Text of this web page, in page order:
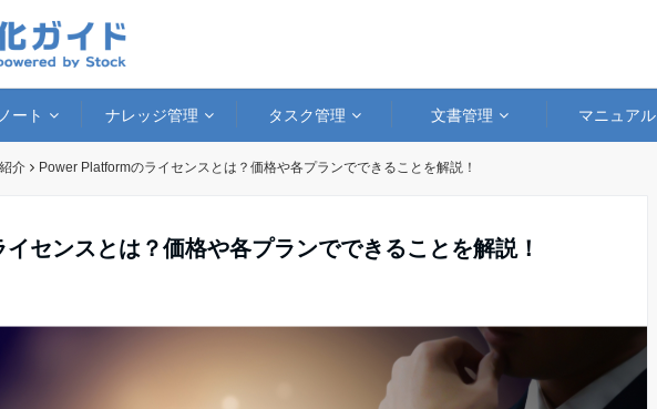
ート ナレッジ管理 タスク管理 文書管理 マニュアル
介 Power Platformのライセンスとは？価格や各プランでできることを解説！
センスとは？価格や各プランでできることを解説！